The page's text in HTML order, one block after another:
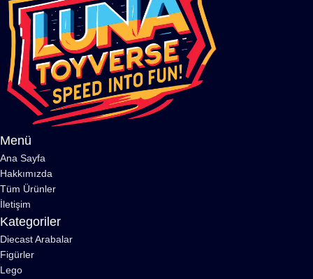
Menü
Ana Sayfa
Hakkımızda
Tüm Ürünler
İletişim
Kategoriler
Diecast Arabalar
Figürler
Lego